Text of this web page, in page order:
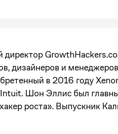
дизайнеров и
в 2016 году
Шон Эллис был
роста». Выпускник